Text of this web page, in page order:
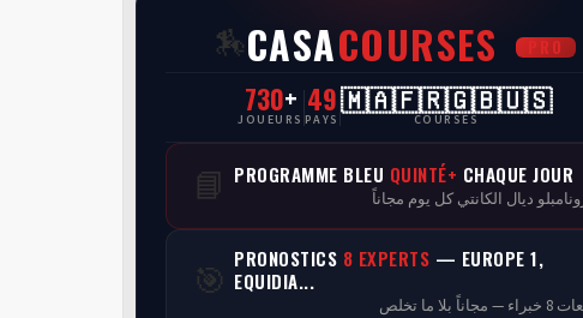
🏇CASACOURSES PRO
730+
JOUEURS
49
PAYS
🇲🇦🇫🇷🇬🇧🇺🇸
COURSES
📘 PROGRAMME BLEU QUINTÉ+ CHAQUE JOUR
ديال الكانتي كل يوم مجاناً
🎯 PRONOSTICS 8 EXPERTS — EUROPE 1,
EQUIDIA...
بلا ما تخلص